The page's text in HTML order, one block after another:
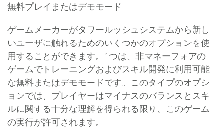
無料プレイまたはデモモード
ゲームメーカーがタワールッシュシステムから新し
いユーザに触れるためのいくつかのオプションを使
用することができます。1つは、非マネーフォアの
ゲームでトレーニングおよびスキル開発に利用可能
な無料またはデモモードです。このタイプのオプシ
ョンでは、プレイヤーはマイナスのバランスとスキ
ルに関する十分な理解を得られる限り、このゲーム
の実行が許可されます。